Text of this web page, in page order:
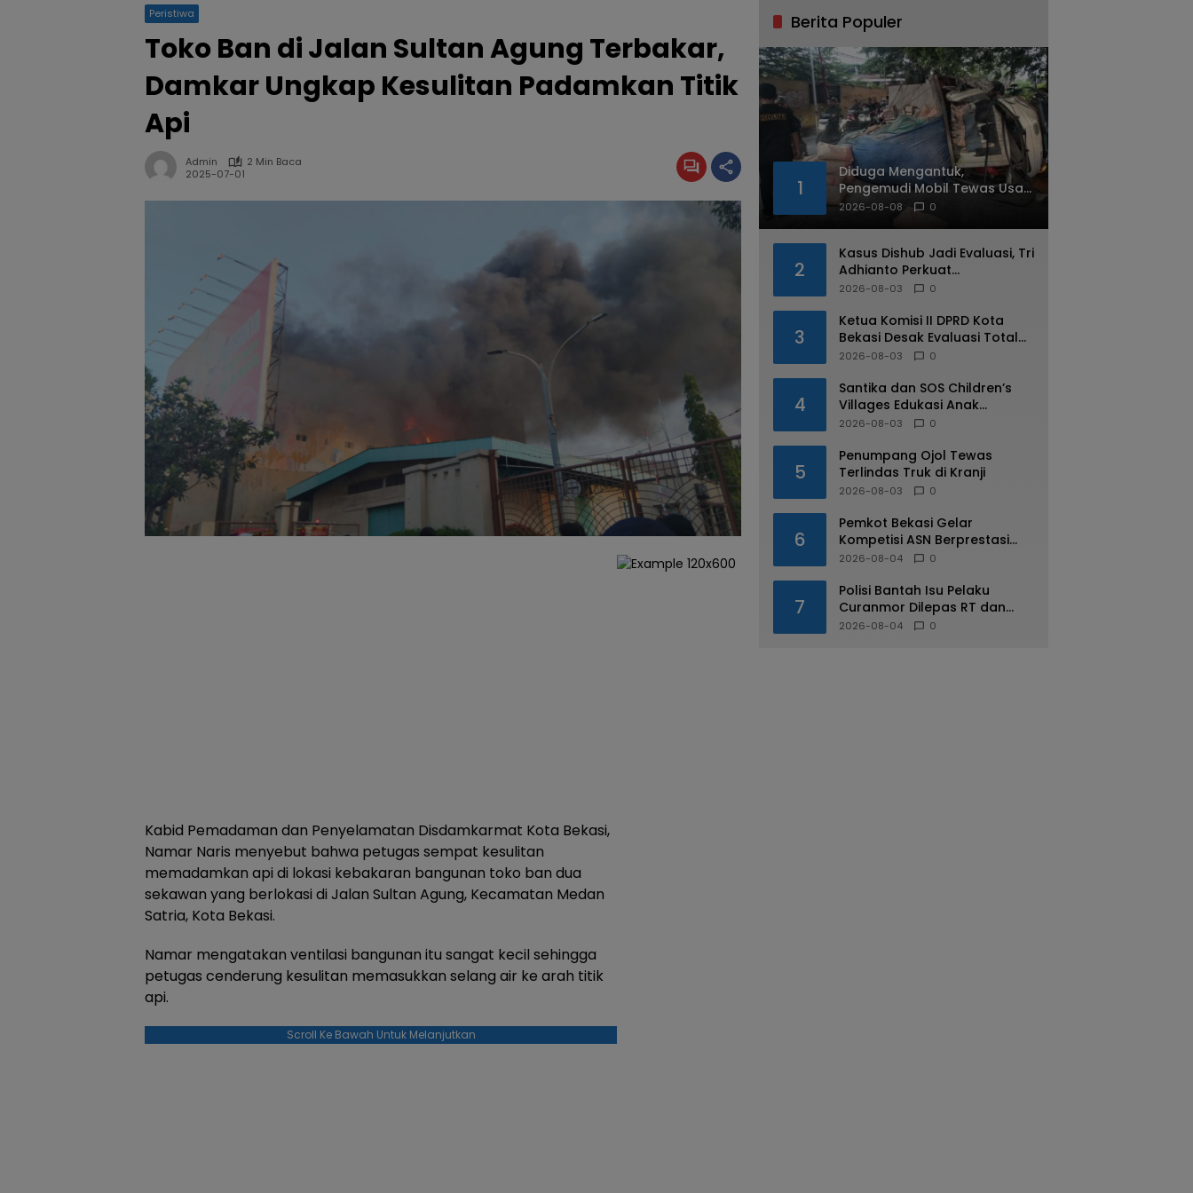
Peristiwa
Toko Ban di Jalan Sultan Agung Terbakar,
Damkar Ungkap Kesulitan Padamkan Titik
Api
Admin
2 Min Baca
2025-07-01
Kabid Pemadaman dan Penyelamatan Disdamkarmat Kota Bekasi,
Namar Naris menyebut bahwa petugas sempat kesulitan
memadamkan api di lokasi kebakaran bangunan toko ban dua
sekawan yang berlokasi di Jalan Sultan Agung, Kecamatan Medan
Satria, Kota Bekasi.
Namar mengatakan ventilasi bangunan itu sangat kecil sehingga
petugas cenderung kesulitan memasukkan selang air ke arah titik
api.
Scroll Ke Bawah Untuk Melanjutkan
Berita Populer
1
Diduga Mengantuk,
Pengemudi Mobil Tewas Usai
Tabrak Pohon di Jatiasih
2026-08-08 0
2
Kasus Dishub Jadi Evaluasi, Tri
Adhianto Perkuat
Pengawasan Aparatur
2026-08-03 0
3
Ketua Komisi II DPRD Kota
Bekasi Desak Evaluasi Total
Usai Dugaan Pungli Oknum
2026-08-03 0
4
Santika dan SOS Children’s
Villages Edukasi Anak
Mengenal Industri Perhotelan
2026-08-03 0
5
Penumpang Ojol Tewas
Terlindas Truk di Kranji
2026-08-03 0
6
Pemkot Bekasi Gelar
Kompetisi ASN Berprestasi
pada HUT RI ke-81
2026-08-04 0
7
Polisi Bantah Isu Pelaku
Curanmor Dilepas RT dan
Warga di Pejuang
2026-08-04 0